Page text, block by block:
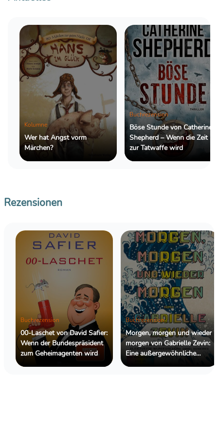
Kolumne
Wer hat Angst vorm
Märchen?
Buchrezension
Böse Stunde von Catherine
Shepherd – Wenn die Zeit
zur Tatwaffe wird
Rezensionen
Buchrezension
00-Laschet von David Safier:
Wenn der Bundespräsident
zum Geheimagenten wird
Buchrezension
Morgen, morgen und wieder
morgen von Gabrielle Zevin:
Eine außergewöhnliche
Geschichte über